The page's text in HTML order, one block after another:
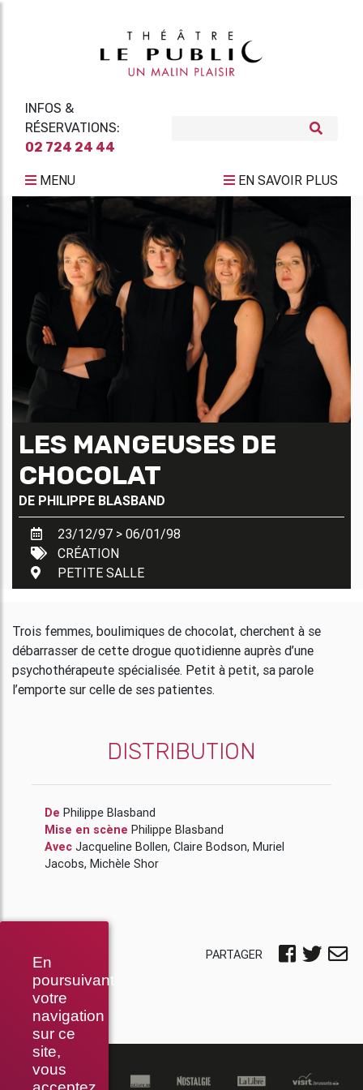
En
poursuivant
votre
navigation
sur ce
site,
vous
INFOS &
RÉSERVATIONS:
02 724 24 44
MENU EN SAVOIR PLUS
LES MANGEUSES DE
CHOCOLAT
DE PHILIPPE BLASBAND
23/12/97 > 06/01/98
CRÉATION
PETITE SALLE
Trois femmes, boulimiques de chocolat, cherchent à se
débarrasser de cette drogue quotidienne auprès d’une
psychothérapeute spécialisée. Petit à petit, sa parole
l’emporte sur celle de ses patientes.
DISTRIBUTION
De
Philippe Blasband
Mise en scène
Philippe Blasband
Avec Jacqueline Bollen, Claire Bodson, Muriel
Jacobs, Michèle Shor
PARTAGER